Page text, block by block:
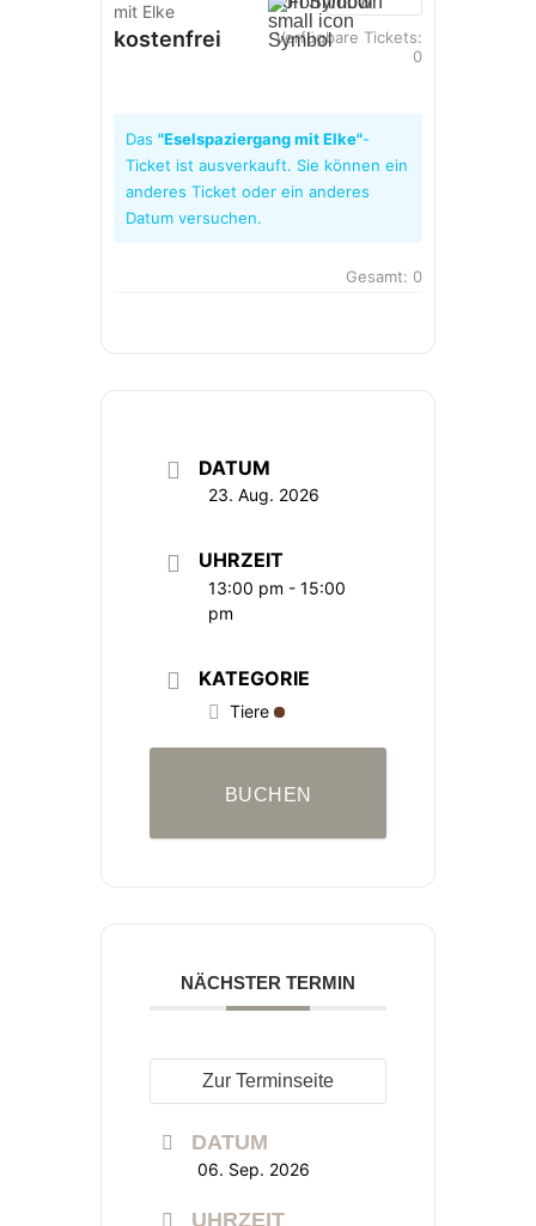
mit Elke
kostenfrei
Verfügbare Tickets:
0
Das "Eselspaziergang mit Elke"-
Ticket ist ausverkauft. Sie können ein
anderes Ticket oder ein anderes
Datum versuchen.
Gesamt: 0
DATUM
23. Aug. 2026
UHRZEIT
13:00 pm - 15:00
pm
KATEGORIE
Tiere
BUCHEN
NÄCHSTER TERMIN
Zur Terminseite
DATUM
06. Sep. 2026
UHRZEIT